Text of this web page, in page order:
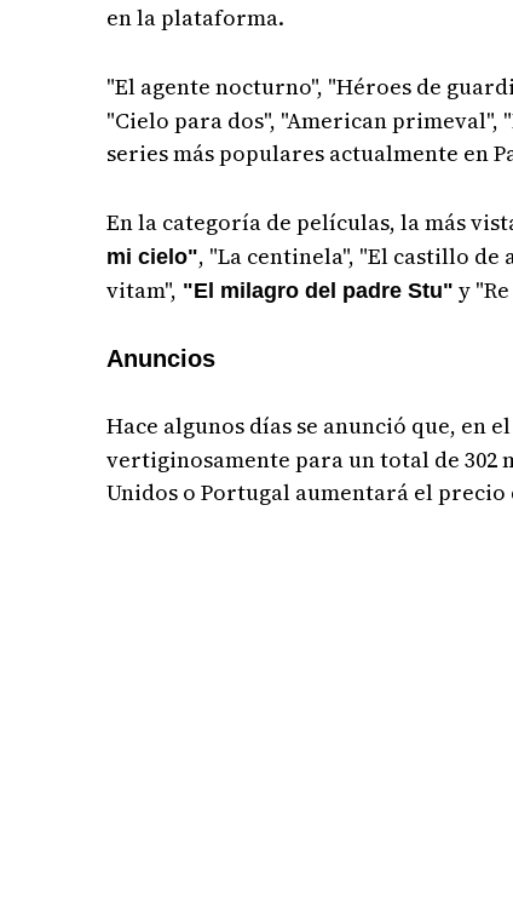
en la plataforma.
"El agente nocturno", "Héroes de
"Cielo para dos", "American primeval",
series más populares actualmente en
En la categoría de películas, la más
mi cielo", "La centinela", "El castillo de
vitam", "El milagro del padre Stu" y
Anuncios
Hace algunos días se anunció que, en
vertiginosamente para un total de 302
Unidos o Portugal aumentará el